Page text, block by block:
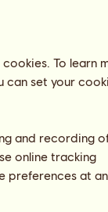
Informationen
Decksprünge:3
To learn
can set your
and recording
online tracking
preferences at